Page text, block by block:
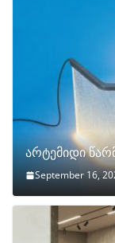
არტემიდი
September 16,